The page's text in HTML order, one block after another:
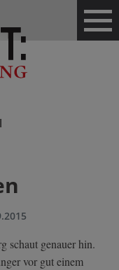
schaut genauer hin.
vor gut einem